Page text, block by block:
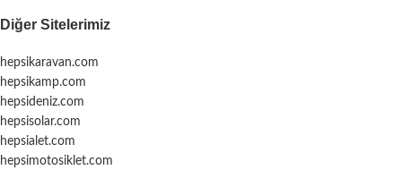
Diğer Sitelerimiz
hepsikaravan.com
hepsikamp.com
hepsideniz.com
hepsisolar.com
hepsialet.com
hepsimotosiklet.com